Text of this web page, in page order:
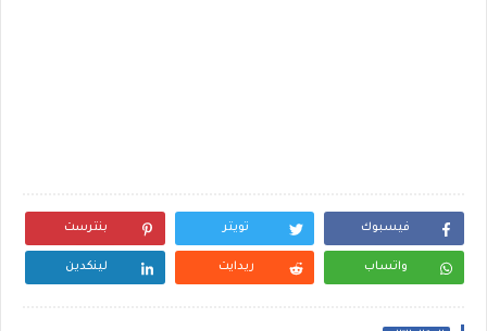
فيسبوك تويتر بنترست
واتساب ريدايت لينكدين